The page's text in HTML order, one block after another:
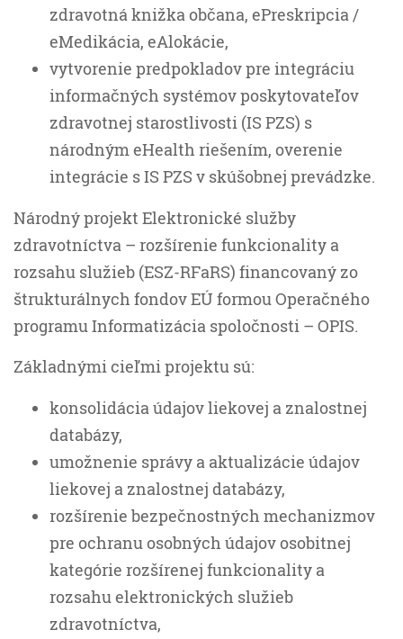
zdravotná knižka občana, ePreskripcia /
eMedikácia, eAlokácie,
vytvorenie predpokladov pre integráciu
informačných systémov poskytovateľov
zdravotnej starostlivosti (IS PZS) s
národným eHealth riešením, overenie
integrácie s IS PZS v skúšobnej prevádzke.
Národný projekt Elektronické služby
zdravotníctva – rozšírenie funkcionality a
rozsahu služieb (ESZ-RFaRS) financovaný zo
štrukturálnych fondov EÚ formou Operačného
programu Informatizácia spoločnosti – OPIS.
Základnými cieľmi projektu sú:
konsolidácia údajov liekovej a znalostnej
databázy,
umožnenie správy a aktualizácie údajov
liekovej a znalostnej databázy,
rozšírenie bezpečnostných mechanizmov
pre ochranu osobných údajov osobitnej
kategórie rozšírenej funkcionality a
rozsahu elektronických služieb
zdravotníctva,